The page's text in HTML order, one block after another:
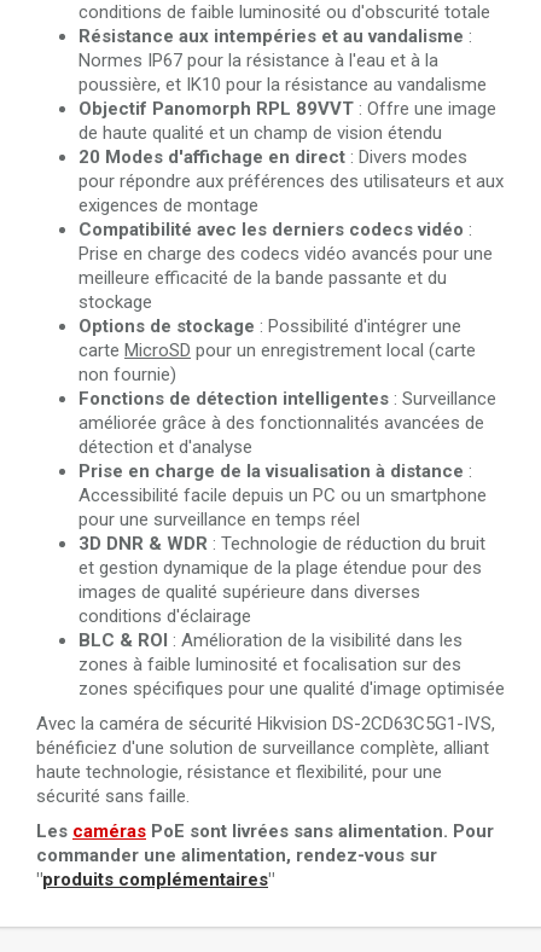
conditions de faible luminosité ou d'obscurité totale
Résistance aux intempéries et au vandalisme :
Normes IP67 pour la résistance à l'eau et à la
poussière, et IK10 pour la résistance au vandalisme
Objectif Panomorph RPL 89VVT : Offre une image
de haute qualité et un champ de vision étendu
20 Modes d'affichage en direct : Divers modes
pour répondre aux préférences des utilisateurs et aux
exigences de montage
Compatibilité avec les derniers codecs vidéo :
Prise en charge des codecs vidéo avancés pour une
meilleure efficacité de la bande passante et du
stockage
Options de stockage : Possibilité d'intégrer une
carte MicroSD pour un enregistrement local (carte
non fournie)
Fonctions de détection intelligentes : Surveillance
améliorée grâce à des fonctionnalités avancées de
détection et d'analyse
Prise en charge de la visualisation à distance :
Accessibilité facile depuis un PC ou un smartphone
pour une surveillance en temps réel
3D DNR & WDR : Technologie de réduction du bruit
et gestion dynamique de la plage étendue pour des
images de qualité supérieure dans diverses
conditions d'éclairage
BLC & ROI : Amélioration de la visibilité dans les
zones à faible luminosité et focalisation sur des
zones spécifiques pour une qualité d'image optimisée
Avec la caméra de sécurité Hikvision DS-2CD63C5G1-IVS,
bénéficiez d'une solution de surveillance complète, alliant
haute technologie, résistance et flexibilité, pour une
sécurité sans faille.
Les caméras PoE sont livrées sans alimentation. Pour
commander une alimentation, rendez-vous sur
"produits complémentaires"